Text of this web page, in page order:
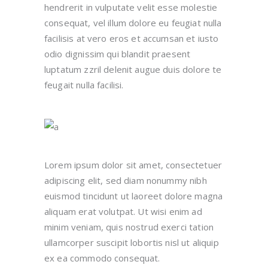
hendrerit in vulputate velit esse molestie
consequat, vel illum dolore eu feugiat nulla
facilisis at vero eros et accumsan et iusto
odio dignissim qui blandit praesent
luptatum zzril delenit augue duis dolore te
feugait nulla facilisi.
Lorem ipsum dolor sit amet, consectetuer
adipiscing elit, sed diam nonummy nibh
euismod tincidunt ut laoreet dolore magna
aliquam erat volutpat. Ut wisi enim ad
minim veniam, quis nostrud exerci tation
ullamcorper suscipit lobortis nisl ut aliquip
ex ea commodo consequat.